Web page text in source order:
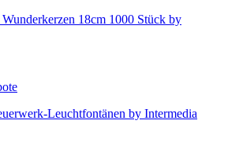
18cm 1000 Stück by
Leuchtfontänen by Intermedia